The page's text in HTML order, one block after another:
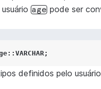
age pode ser
;
definidos pelo usuário